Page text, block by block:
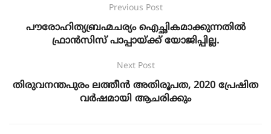
Previous Post
പൗരോഹിത്യബ്രഹ്മചര്യം ഐച്ഛികമാക്കുന്നതില്‍
ഫ്രാന്‍സിസ് പാപ്പായ്ക്ക് യോജിപ്പില്ല.
Next Post
തിരുവനന്തപുരം ലത്തീൻ അതിരൂപത, 2020 പ്രേഷിത
വർഷമായി ആചരിക്കും